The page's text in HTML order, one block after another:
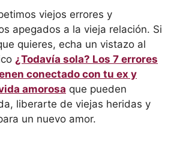
viejos errores y
apegados a la vieja relación. Si
quieres, echa un vistazo al
¿Todavía sola? Los 7 errores
conectado con tu ex y
amorosa que pueden
liberarte de viejas heridas y
un nuevo amor.